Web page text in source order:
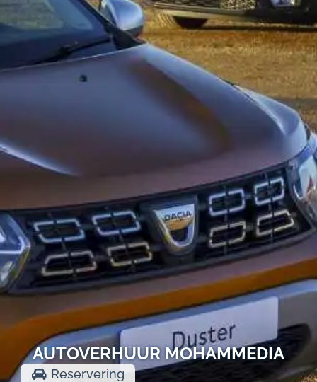
AUTOVERHUUR MOHAMMEDIA
Reservering